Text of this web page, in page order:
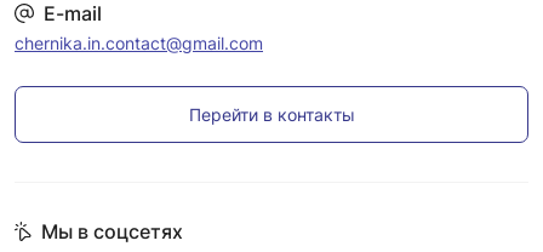
E-mail
chernika.in.contact@gmail.com
Перейти в контакты
Мы в соцсетях